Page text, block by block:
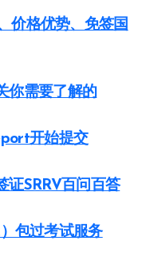
价格优势、免签国
你需要了解的
开始提交
证SRRV百问百答
包过考试服务